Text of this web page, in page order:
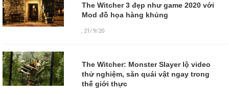
The Witcher 3 đẹp như game 2020 với
Mod đồ họa hàng khủng
, 21/9/20
The Witcher: Monster Slayer lộ video
thử nghiệm, săn quái vật ngay trong
thế giới thực